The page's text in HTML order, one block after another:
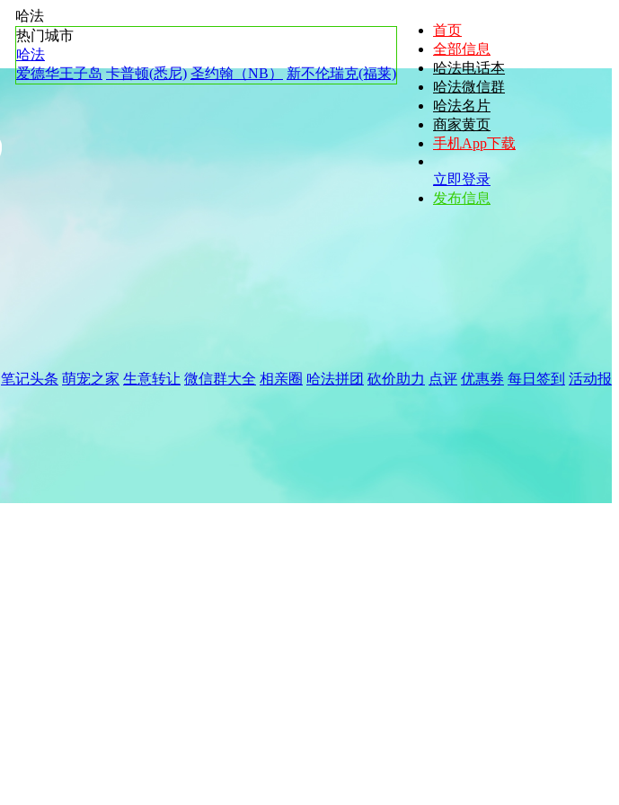
哈法
热门城市
哈法
爱德华王子岛 卡普顿(悉尼) 圣约翰（NB） 新不伦瑞克(福莱)
首页
全部信息
哈法电话本
哈法微信群
哈法名片
商家黄页
手机App下载
立即登录
发布信息
笔记头条 萌宠之家 生意转让 微信群大全 相亲圈 哈法拼团 砍价助力 点评 优惠券 每日签到 活动报